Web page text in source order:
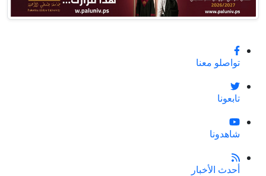
تواصلو معنا
تابعونا
شاهدونا
أحدث الأخبار